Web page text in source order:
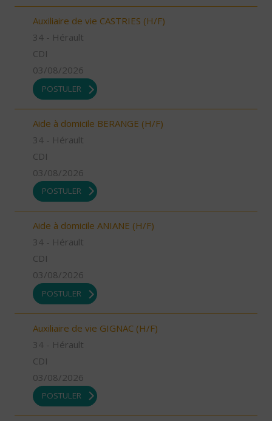
Auxiliaire de vie CASTRIES (H/F)
34 - Hérault
CDI
03/08/2026
POSTULER
Aide à domicile BERANGE (H/F)
34 - Hérault
CDI
03/08/2026
POSTULER
Aide à domicile ANIANE (H/F)
34 - Hérault
CDI
03/08/2026
POSTULER
Auxiliaire de vie GIGNAC (H/F)
34 - Hérault
CDI
03/08/2026
POSTULER